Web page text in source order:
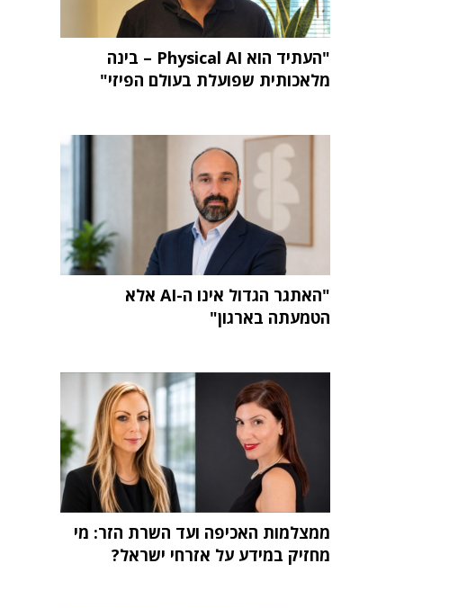
"העתיד הוא Physical AI – בינה
מלאכותית שפועלת בעולם הפיזי"
"האתגר הגדול אינו ה-AI אלא
הטמעתה בארגון"
ממצלמות האכיפה ועד השרת הזר: מי
מחזיק במידע על אזרחי ישראל?